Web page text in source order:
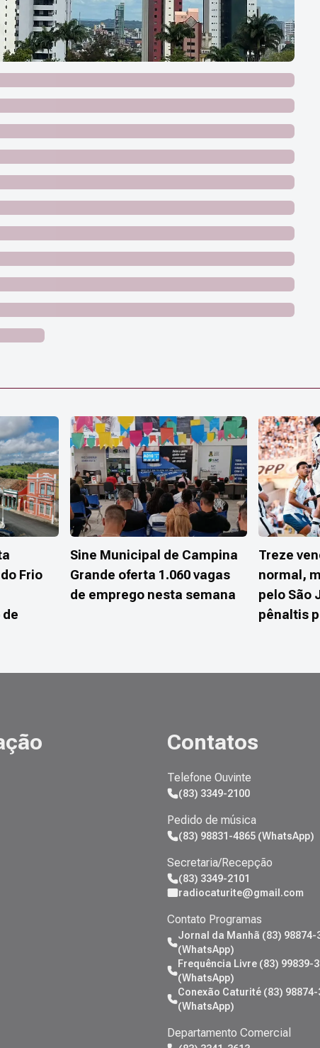
Frio
Sine Municipal de Campina
Grande oferta 1.060 vagas
de emprego nesta semana
Treze
normal,
pelo São
pênaltis
Contatos
Telefone Ouvinte
(83) 3349-2100
Pedido de música
(83) 98831-4865 (WhatsApp)
Secretaria/Recepção
(83) 3349-2101
radiocaturite@gmail.com
Contato Programas
Jornal da Manhã (83) 98874-
(WhatsApp)
Frequência Livre (83) 99839-
(WhatsApp)
Conexão Caturité (83) 98874-
(WhatsApp)
Departamento Comercial